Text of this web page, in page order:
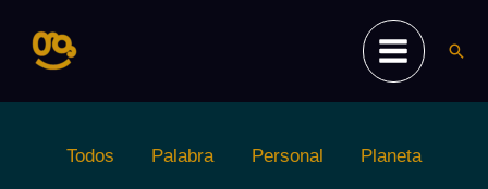
contenido
Todos Palabra Personal Planeta